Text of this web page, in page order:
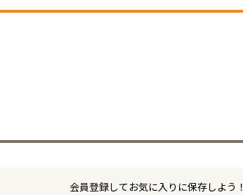
会員登録してお気に入りに保存しよう！